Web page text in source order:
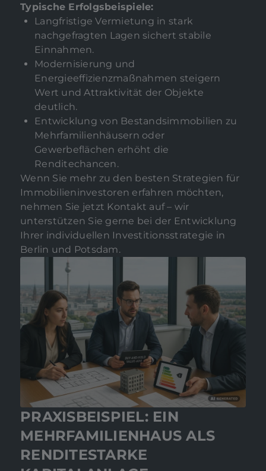
Typische Erfolgsbeispiele:
Langfristige Vermietung in stark
nachgefragten Lagen sichert stabile
Einnahmen.
Modernisierung und
Energieeffizienzmaßnahmen steigern
Wert und Attraktivität der Objekte
deutlich.
Entwicklung von Bestandsimmobilien zu
Mehrfamilienhäusern oder
Gewerbeflächen erhöht die
Renditechancen.
Wenn Sie mehr zu den besten Strategien für
Immobilieninvestoren erfahren möchten,
nehmen Sie jetzt Kontakt auf – wir
unterstützen Sie gerne bei der Entwicklung
Ihrer individuellen Investitionsstrategie in
Berlin und Potsdam.
PRAXISBEISPIEL: EIN
MEHRFAMILIENHAUS ALS
RENDITESTARKE